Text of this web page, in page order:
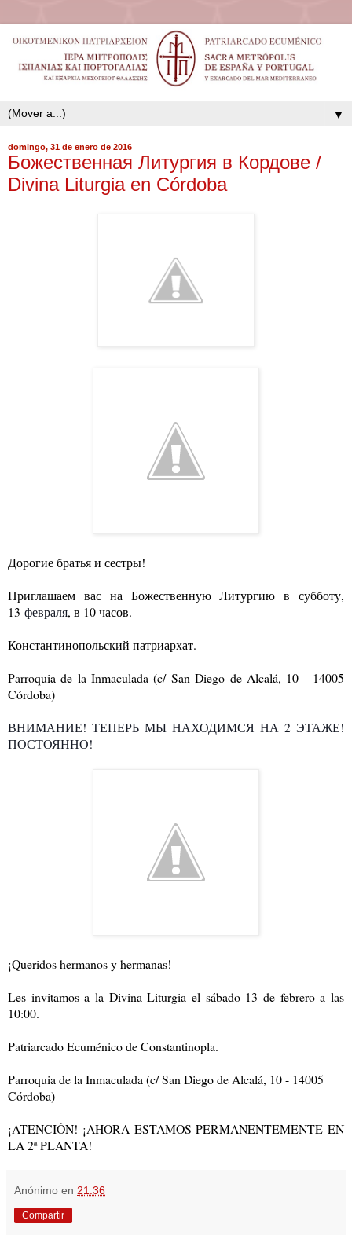
▼
domingo, 31 de enero de 2016
Божественная Литургия в Кордове /
Divina Liturgia en Córdoba
Дорогие братья и сестры!
Приглашаем вас на Божественную Литургию в субботу,
13 февраля, в 10 часов.
Константинопольский патриархат.
Parroquia de la Inmaculada (c/ San Diego de Alcalá, 10 - 14005
Córdoba)
ВНИМАНИЕ! ТЕПЕРЬ МЫ НАХОДИМСЯ НА 2 ЭТАЖЕ!
ПОСТОЯННО!
¡Queridos hermanos y hermanas!
Les invitamos a la Divina Liturgia el sábado 13 de febrero a las
10:00.
Patriarcado Ecuménico de Constantinopla.
Parroquia de la Inmaculada (c/ San Diego de Alcalá, 10 - 14005
Córdoba)
¡ATENCIÓN! ¡AHORA ESTAMOS PERMANENTEMENTE EN
LA 2ª PLANTA!
Anónimo en 21:36
Compartir